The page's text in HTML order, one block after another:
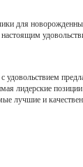
для
удовольствием
лидерские
лучшие и